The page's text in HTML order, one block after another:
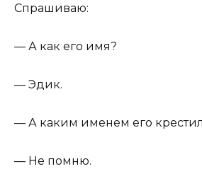
Спрашиваю:
— А как его имя?
— Эдик.
— А каким именем его
— Не помню.